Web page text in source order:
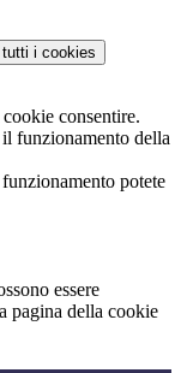
i cookies
consentire.
funzionamento della
potete
essere
pagina della cookie